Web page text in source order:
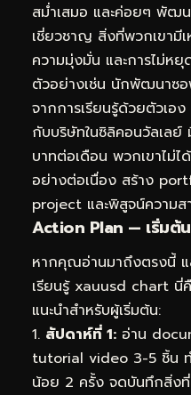
สม่ำเสมอ และค่อยๆ พัฒ
เชี่ยวชาญ สิ่งที่พวกเขามี
ความมุ่งมั่น และการไม่หยุ
ตัวอย่างเช่น นักพัฒนาซอ
จากการเรียนรู้ด้วยตัวเอ
กับบริษัทในซิลิคอนวัลเล
บาทต่อเดือน พวกเขาไม่
อย่างต่อเนื่อง สร้าง
project และพิสูจน์ความส
Action Plan — เริ่มต้
หากคุณอ่านมาถึงตรงนี้
เรียนรู้ xauusd chart
แนะนำสำหรับผู้เริ่มต้น:
สัปดาห์ที่ 1: อ่าน
tutorial video 3-5 ชิ้น
น้อย 2 ครั้ง จดบันทึกสิ่งที่